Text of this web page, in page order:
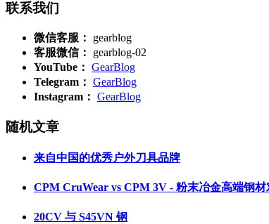
联系我们
微信客服：
gearblog
客服微信：
gearblog-02
YouTube： GearBlog
Telegram： GearBlog
Instagram： GearBlog
随机文章
来自中国的优秀户外刀具品牌
CPM CruWear vs CPM 3V - 粉末冶金高端钢材
20CV 与 S45VN 钢